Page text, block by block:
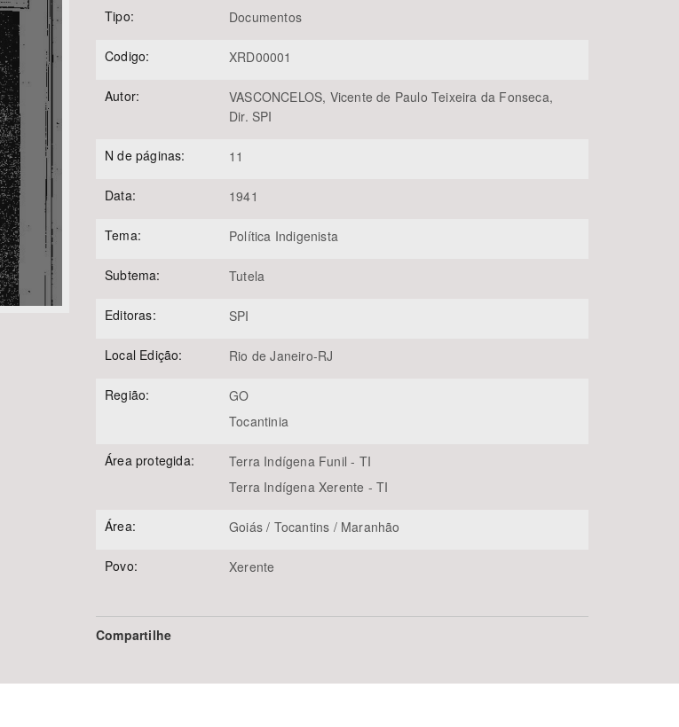
Tipo: Documentos
Codigo: XRD00001
Autor:
VASCONCELOS, Vicente de Paulo Teixeira da Fonseca,
Dir. SPI
N de páginas: 11
Data: 1941
Tema: Política Indigenista
Subtema: Tutela
Editoras: SPI
Local Edição: Rio de Janeiro-RJ
Região:
GO
Tocantinia
Área protegida:
Terra Indígena Funil - TI
Terra Indígena Xerente - TI
Área: Goiás / Tocantins / Maranhão
Povo: Xerente
Compartilhe